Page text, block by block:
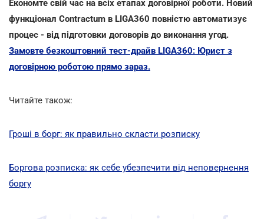
Економте свій час на всіх етапах договірної роботи. Новий
функціонал Contractum в LIGA360 повністю автоматизує
процес - від підготовки договорів до виконання угод.
Замовте безкоштовний тест-драйв LIGA360: Юрист з
договірною роботою прямо зараз.
Читайте також:
Гроші в борг: як правильно скласти розписку
Боргова розписка: як себе убезпечити від неповернення
боргу